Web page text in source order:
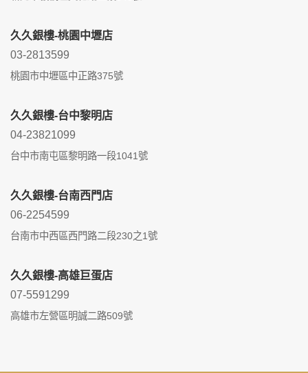
久久銀樓-桃園中壢店
03-2813599
桃園市中壢區中正路375號
久久銀樓-台中黎明店
04-23821099
台中市南屯區黎明路一段1041號
久久銀樓-台南西門店
06-2254599
台南市中西區西門路二段230之1號
久久銀樓-高雄巨蛋店
07-5591299
高雄市左營區明誠二路509號